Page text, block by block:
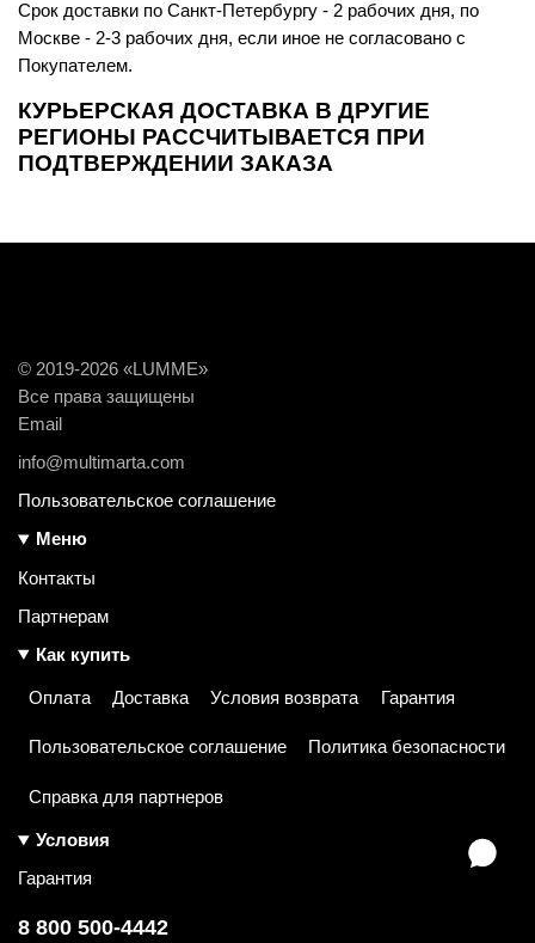
Срок доставки по Санкт-Петербургу - 2 рабочих дня, по
Москве - 2-3 рабочих дня, если иное не согласовано с
Покупателем.
КУРЬЕРСКАЯ ДОСТАВКА В ДРУГИЕ
РЕГИОНЫ РАССЧИТЫВАЕТСЯ ПРИ
ПОДТВЕРЖДЕНИИ ЗАКАЗА
© 2019-2026 «LUMME»
Все права защищены
Email
info@multimarta.com
Пользовательское соглашение
Меню
Контакты
Партнерам
Как купить
Оплата Доставка Условия возврата Гарантия
Пользовательское соглашение Политика безопасности
Справка для партнеров
Условия
Гарантия
8 800 500-4442